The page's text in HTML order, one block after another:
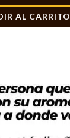
AL CARRITO